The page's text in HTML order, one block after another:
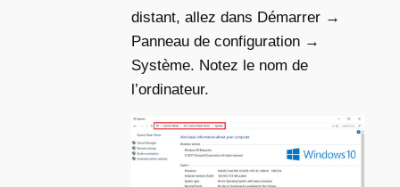
distant, allez dans Démarrer →
Panneau de configuration →
Système. Notez le nom de
l’ordinateur.